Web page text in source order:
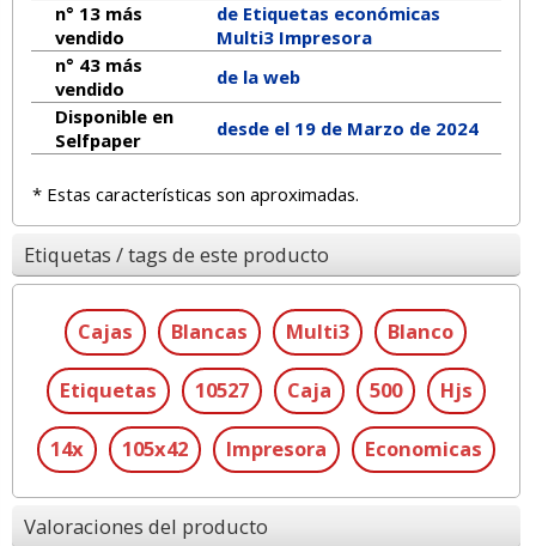
n° 13 más
vendido
de Etiquetas económicas
Multi3 Impresora
n° 43 más
vendido
de la web
Disponible en
Selfpaper
desde el 19 de Marzo de 2024
* Estas características son aproximadas.
Etiquetas / tags de este producto
Cajas Blancas Multi3 Blanco
Etiquetas 10527 Caja 500 Hjs
14x 105x42 Impresora Economicas
Valoraciones del producto